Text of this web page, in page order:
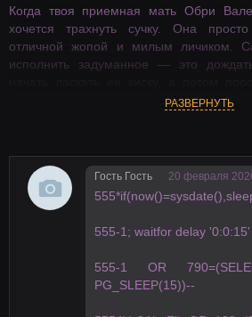
Когда твоя приемная мать Обри
хочется трахнуть сучку. Она
отличной жопой и милым личиком.
исполнить задуманное — это
член прямо под нос. Спросоня эта
РАЗВЕРНУТЬ
Гость Гость 20 февраля
555-1; waitfor delay
555-1 OR
PG_SLEEP(15))--